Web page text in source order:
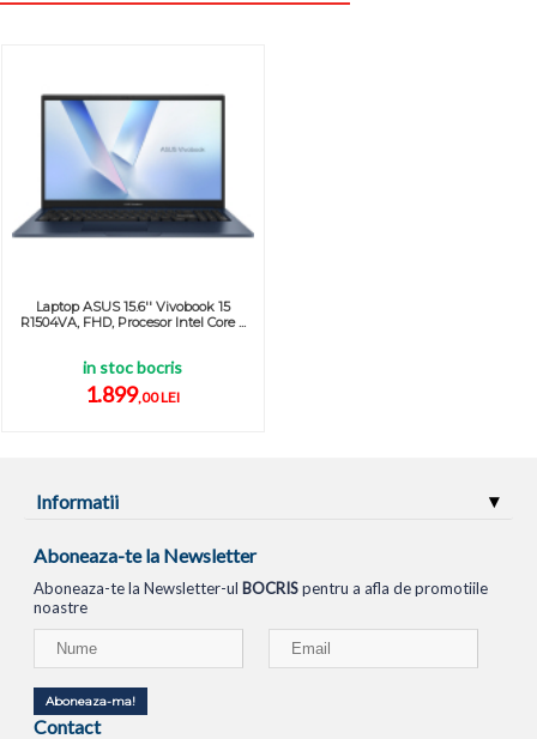
Laptop ASUS 15.6'' Vivobook 15
R1504VA, FHD, Procesor Intel Core ...
in stoc bocris
1.899,00 LEI
Informatii
Aboneaza-te la Newsletter
Aboneaza-te la Newsletter-ul BOCRISpentru a afla de promotiile
noastre
Aboneaza-ma!
Contact